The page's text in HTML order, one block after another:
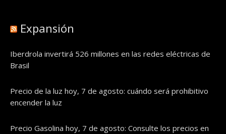
Expansión
Iberdrola invertirá 526 millones en las redes eléctricas de
Brasil
Precio de la luz hoy, 7 de agosto: cuándo será prohibitivo
encender la luz
Precio Gasolina hoy, 7 de agosto: Consulte los precios en